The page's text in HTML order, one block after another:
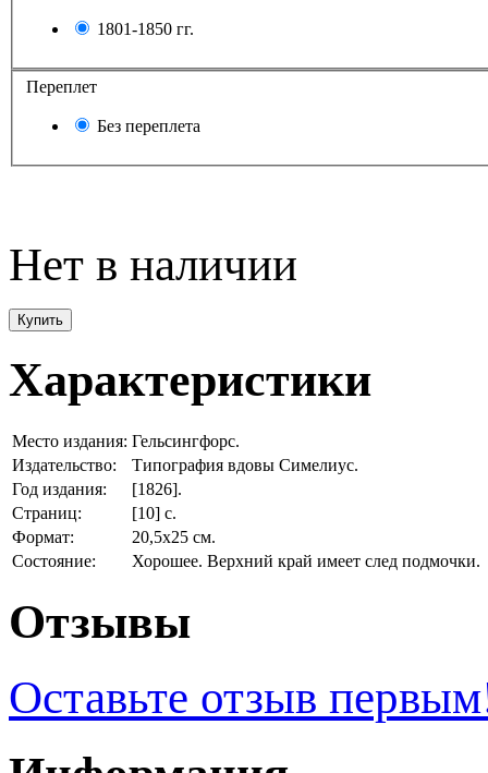
1801-1850 гг.
Переплет
Без переплета
Нет в наличии
Купить
Характеристики
Место издания: Гельсингфорс.
Издательство:
Типография вдовы Симелиус.
Год издания:
[1826].
Страниц:
[10] с.
Формат:
20,5х25 см.
Состояние:
Хорошее. Верхний край имеет след подмочки.
Отзывы
Оставьте отзыв